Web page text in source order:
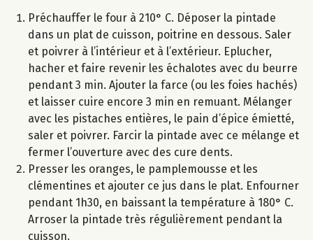
Préchauffer le four à 210° C. Déposer la pintade
dans un plat de cuisson, poitrine en dessous. Saler
et poivrer à l’intérieur et à l’extérieur. Eplucher,
hacher et faire revenir les échalotes avec du beurre
pendant 3 min. Ajouter la farce (ou les foies hachés)
et laisser cuire encore 3 min en remuant. Mélanger
avec les pistaches entières, le pain d’épice émietté,
saler et poivrer. Farcir la pintade avec ce mélange et
fermer l’ouverture avec des cure dents.
Presser les oranges, le pamplemousse et les
clémentines et ajouter ce jus dans le plat. Enfourner
pendant 1h30, en baissant la température à 180° C.
Arroser la pintade très régulièrement pendant la
cuisson.